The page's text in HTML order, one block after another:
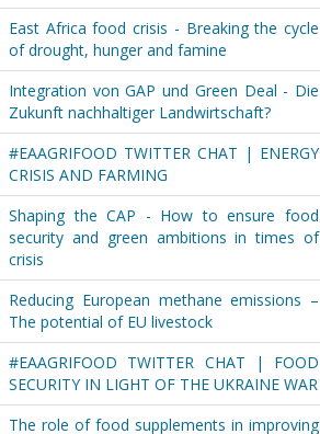
East Africa food crisis - Breaking the cycle
of drought, hunger and famine
Integration von GAP und Green Deal - Die
Zukunft nachhaltiger Landwirtschaft?
#EAAGRIFOOD TWITTER CHAT | ENERGY
CRISIS AND FARMING
Shaping the CAP - How to ensure food
security and green ambitions in times of
crisis
Reducing European methane emissions –
The potential of EU livestock
#EAAGRIFOOD TWITTER CHAT | FOOD
SECURITY IN LIGHT OF THE UKRAINE WAR
The role of food supplements in improving